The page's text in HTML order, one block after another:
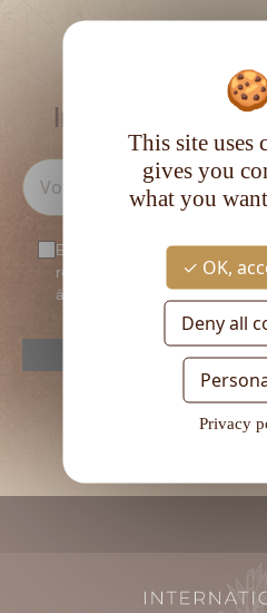
RESTEZ
Inscrivez-vous
En vous inscrivant à notre
recevoir notre newsletter.
âgé d’au moins 18 ans.
reCAPTCHA is
champ
vide.
This site uses
gives you
what you
OK,
Deny all
Privacy